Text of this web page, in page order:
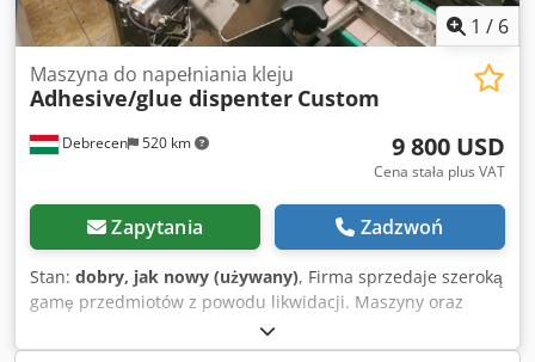
1 / 6
Debrecen 520 km
Maszyna do napełniania kleju
Adhesive/glue dispenter Custom
9 800 USD
Cena stała plus VAT
Zapytania Zadzwoń
Stan: dobry, jak nowy (używany), Firma sprzedaje szeroką
gamę przedmiotów z powodu likwidacji. Maszyny oraz
różne artykuły! Sprawdź także moje pozostałe ogłoszenia!
Cedpfxey Ahixj Apvsrf Do sprzedaży: dyspenser kleju